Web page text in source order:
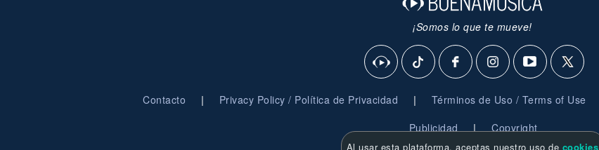
¡Somos lo que te mueve!
Contacto | Privacy Policy / Política de Privacidad | Términos de Uso / Terms of Use
Publicidad | Copyright
Al usar esta plataforma, aceptas nuestro uso de cookies